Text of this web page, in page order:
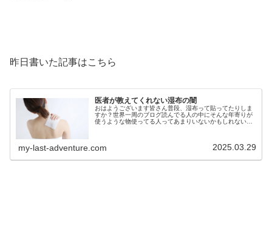
昨日書いた記事はこちら
医者が教えてくれない湿布の闇
おはようございます皆さん普段、湿布って貼ってたりしま
すか？世界一周のブログ読んでる人の中にそんな年寄りが
使うような物使ってる人ってあまりいないかもしれないで
my-last-adventure.com 2025.03.29